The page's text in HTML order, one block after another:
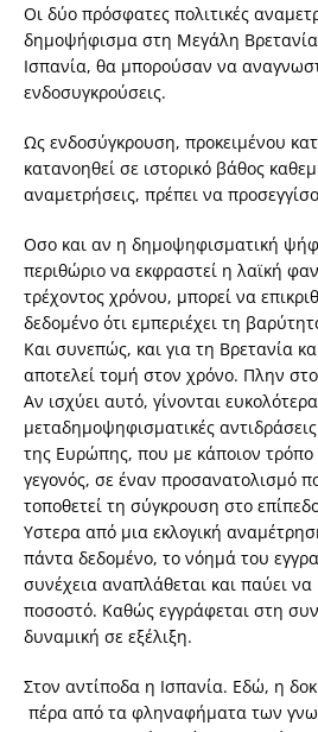
Οι δύο πρόσφατες πολιτικές
δημοψήφισμα στη Μεγάλη Βρετανία
Ισπανία, θα μπορούσαν να
ενδοσυγκρούσεις.
Ως ενδοσύγκρουση, προκειμένου
κατανοηθεί σε ιστορικό βάθος
αναμετρήσεις, πρέπει να
Οσο και αν η δημοψηφισματική
περιθώριο να εκφραστεί η λαϊκή
τρέχοντος χρόνου, μπορεί να
δεδομένο ότι εμπεριέχει τη
Και συνεπώς, και για τη Βρετανία
αποτελεί τομή στον χρόνο. Πλην
Αν ισχύει αυτό, γίνονται
μεταδημοψηφισματικές
της Ευρώπης, που με κάποιον
γεγονός, σε έναν προσανατολισμό
τοποθετεί τη σύγκρουση στο
Υστερα από μια εκλογική
πάντα δεδομένο, το νόημά του
συνέχεια αναπλάθεται και παύει
ποσοστό. Καθώς εγγράφεται στη
δυναμική σε εξέλιξη.
Στον αντίποδα η Ισπανία. Εδώ, η
πέρα από τα φληναφήματα των